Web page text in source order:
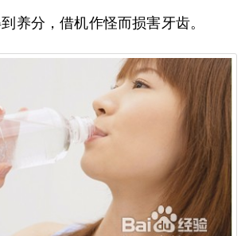
养分，借机作怪而损害牙齿。